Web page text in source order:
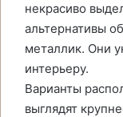
некрасиво
альтернативы
металлик. Они
интерьеру.
Варианты
выглядят